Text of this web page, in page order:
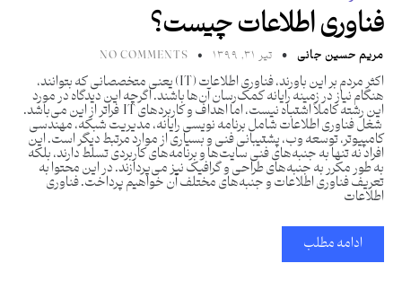
فناوری اطلاعات چیست؟
مریم حسین جانی تیر ۳۱, ۱۳۹۹ NO COMMENTS
اکثر مردم بر این باورند، فناوری اطلاعات (IT) یعنی متخصصانی که بتوانند،
هنگام نیاز در زمینه رایانه کمک‌رسان آن‌ها باشند. اگرچه این دیدگاه در مورد
این رشته کاملاً اشتباه نیست، اما اهداف و کاربردهای IT فراتر از این می‌باشد.
شغل فناوری اطلاعات شامل برنامه نویسی رایانه، مدیریت شبکه، مهندسی
کامپیوتر، توسعه وب، پشتیبانی فنی و بسیاری از موارد مرتبط دیگر است. این
افراد نه تنها به جنبه‌های فنی سایت‌ها و برنامه‌های کاربردی تسلط دارند، بلکه
به طور مکرر به جنبه‌های طراحی و گرافیک نیز می‌پردازند. در این محتوا به
تعریف فناوری اطلاعات و جنبه‌های مختلف آن خواهیم پرداخت. فناوری
اطلاعات
ادامه مطلب